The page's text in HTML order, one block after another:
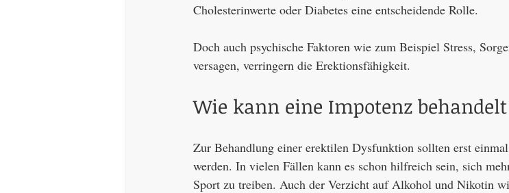
Cholesterinwerte oder Diabetes eine entscheidende Rolle.
Doch auch psychische Faktoren wie zum Beispiel Stress,
versagen, verringern die Erektionsfähigkeit.
Wie kann eine Impotenz
Zur Behandlung einer erektilen Dysfunktion sollten erst
werden. In vielen Fällen kann es schon hilfreich sein, sich
Sport zu treiben. Auch der Verzicht auf Alkohol und Nikotin